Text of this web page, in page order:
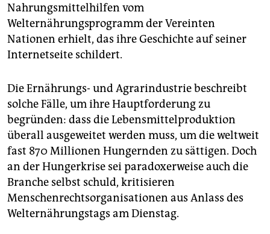
Nahrungsmittelhilfen vom
Welternährungsprogramm der Vereinten
Nationen erhielt, das ihre Geschichte auf seiner
Internetseite schildert.
Die Ernährungs- und Agrarindustrie beschreibt
solche Fälle, um ihre Hauptforderung zu
begründen: dass die Lebensmittelproduktion
überall ausgeweitet werden muss, um die weltweit
fast 870 Millionen Hungernden zu sättigen. Doch
an der Hungerkrise sei paradoxerweise auch die
Branche selbst schuld, kritisieren
Menschenrechtsorganisationen aus Anlass des
Welternährungstags am Dienstag.